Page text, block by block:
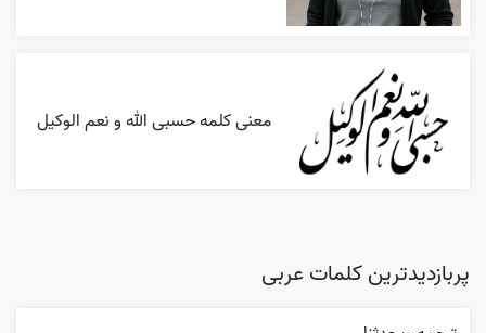
معنی کلمه حسبی الله و نعم الوکیل
پربازدیدترین کلمات عربی